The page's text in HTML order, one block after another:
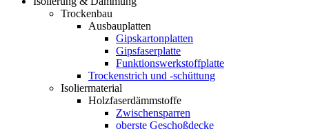
Trockenbau
Ausbauplatten
Gipskartonplatten
Gipsfaserplatte
Funktionswerkstoffplatte
Trockenstrich und -schüttung
Isoliermaterial
Holzfaserdämmstoffe
Zwischensparren
oberste Geschoßdecke